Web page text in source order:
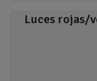
Luces rojas/